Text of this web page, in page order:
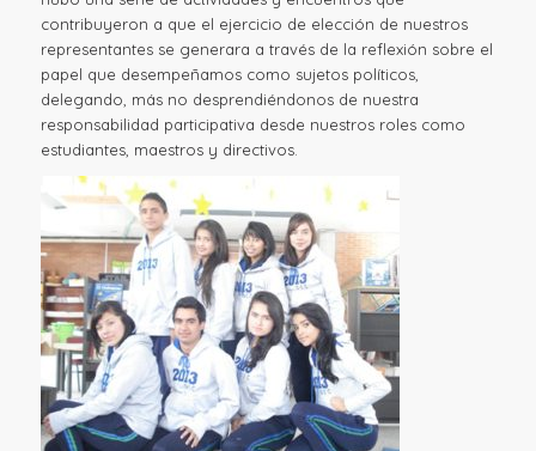
contribuyeron a que el ejercicio de elección de nuestros
representantes se generara a través de la reflexión sobre el
papel que desempeñamos como sujetos políticos,
delegando, más no desprendiéndonos de nuestra
responsabilidad participativa desde nuestros roles como
estudiantes, maestros y directivos.